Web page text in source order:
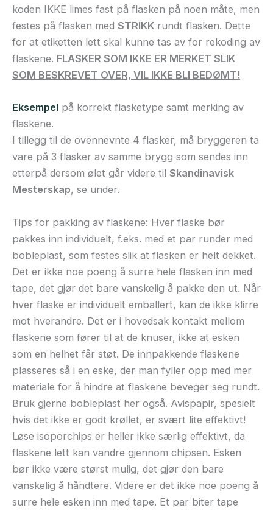
koden IKKE limes fast på flasken på noen måte, men
festes på flasken med STRIKK rundt flasken. Dette
for at etiketten lett skal kunne tas av for rekoding av
flaskene. FLASKER SOM IKKE ER MERKET SLIK
SOM BESKREVET OVER, VIL IKKE BLI BEDØMT!
Eksempel på korrekt flasketype samt merking av
flaskene.
I tillegg til de ovennevnte 4 flasker, må bryggeren ta
vare på 3 flasker av samme brygg som sendes inn
etterpå dersom ølet går videre til Skandinavisk
Mesterskap, se under.
Tips for pakking av flaskene: Hver flaske bør
pakkes inn individuelt, f.eks. med et par runder med
bobleplast, som festes slik at flasken er helt dekket.
Det er ikke noe poeng å surre hele flasken inn med
tape, det gjør det bare vanskelig å pakke den ut. Når
hver flaske er individuelt emballert, kan de ikke klirre
mot hverandre. Det er i hovedsak kontakt mellom
flaskene som fører til at de knuser, ikke at esken
som en helhet får støt. De innpakkende flaskene
plasseres så i en eske, der man fyller opp med mer
materiale for å hindre at flaskene beveger seg rundt.
Bruk gjerne bobleplast her også. Avispapir, spesielt
hvis det ikke er godt krøllet, er svært lite effektivt!
Løse isoporchips er heller ikke særlig effektivt, da
flaskene lett kan vandre gjennom chipsen. Esken
bør ikke være størst mulig, det gjør den bare
vanskelig å håndtere. Videre er det ikke noe poeng å
surre hele esken inn med tape. Et par biter tape